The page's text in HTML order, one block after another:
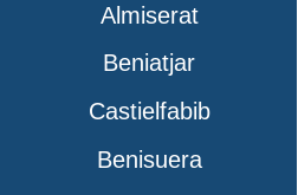
Almiserat
Beniatjar
Castielfabib
Benisuera